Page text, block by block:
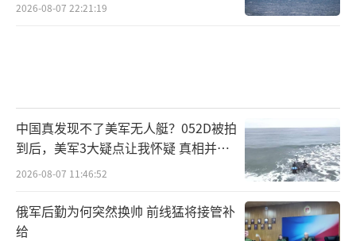
2026-08-07 22:21:19
中国真发现不了美军无人艇？052D被拍
到后，美军3大疑点让我怀疑 真相并非
如此
2026-08-07 11:46:52
俄军后勤为何突然换帅 前线猛将接管补
给